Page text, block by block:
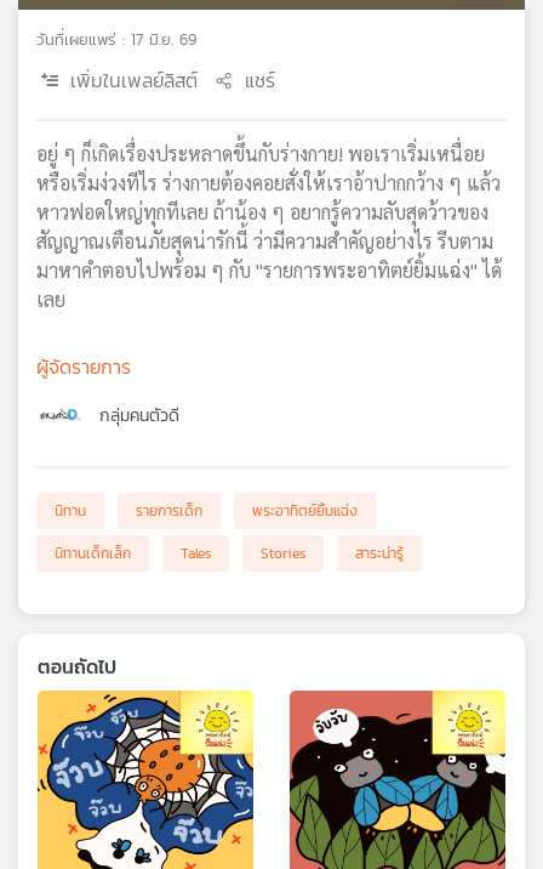
วิทยุ
ไทย
แผนที่
วิทยุ
เครือ
ข่าย
วันที่เผยแพร่ : 17 มิ.ย. 69
เพิ่มในเพลย์ลิสต์ แชร์
อยู่ ๆ ก็เกิดเรื่องประหลาดขึ้นกับร่างกาย! พอเราเริ่มเหนื่อย
หรือเริ่มง่วงทีไร ร่างกายต้องคอยสั่งให้เราอ้าปากกว้าง ๆ แล้ว
หาวฟอดใหญ่ทุกทีเลย ถ้าน้อง ๆ อยากรู้ความลับสุดว้าวของ
สัญญาณเตือนภัยสุดน่ารักนี้ ว่ามีความสำคัญอย่างไร รีบตาม
มาหาคำตอบไปพร้อม ๆ กับ "รายการพระอาทิตย์ยิ้มแฉ่ง" ได้
เลย
ผู้จัดรายการ
กลุ่มคนตัวดี
นิทาน รายการเด็ก
พระอาทิตย์ยิ้มแฉ่ง
นิทานเด็กเล็ก
Tales Stories สาระน่ารู้
ตอนถัดไป